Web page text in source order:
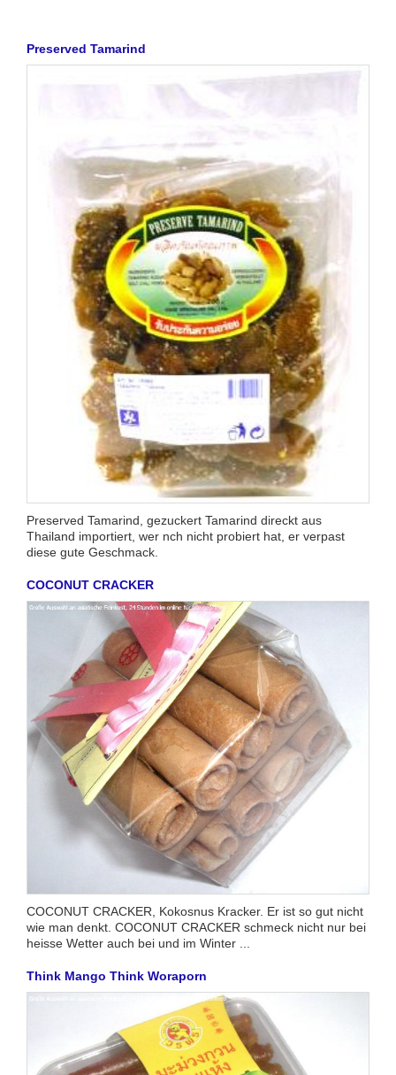
Preserved Tamarind
Preserved Tamarind, gezuckert Tamarind direckt aus
Thailand importiert, wer nch nicht probiert hat, er verpast
diese gute Geschmack.
COCONUT CRACKER
COCONUT CRACKER, Kokosnus Kracker. Er ist so gut nicht
wie man denkt. COCONUT CRACKER schmeck nicht nur bei
heisse Wetter auch bei und im Winter ...
Think Mango Think Woraporn